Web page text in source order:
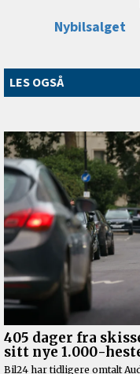
Nybilsalget
LES OGSÅ